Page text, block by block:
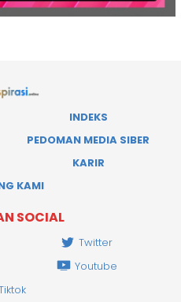
INDEKS
PEDOMAN MEDIA SIBER
KARIR
KAMI
SOCIAL
Twitter
Youtube